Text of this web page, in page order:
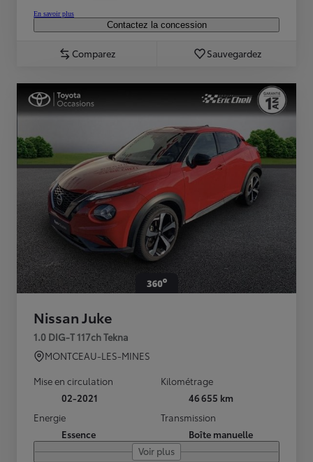
En savoir plus
Contactez la concession
Comparez Sauvegardez
Nissan Juke
1.0 DIG-T 117ch Tekna
MONTCEAU-LES-MINES
Mise en circulation
02-2021
Kilométrage
46 655 km
Energie
Essence
Transmission
Boîte manuelle
Voir plus